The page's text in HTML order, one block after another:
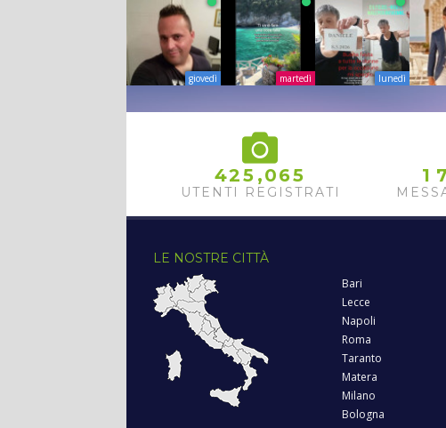
giovedì martedì lunedì
425 ,065
UTENTI REGISTRATI
1 7
LE NOSTRE CITTÀ
Bari
Lecce
Napoli
Roma
Taranto
Matera
Milano
Bologna